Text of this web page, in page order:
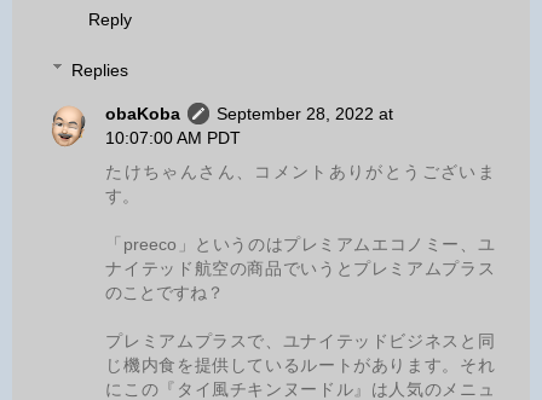
Reply
Replies
obaKoba
September 28, 2022 at
10:07:00 AM PDT
たけちゃんさん、コメントありがとうございま
す。
「preeco」というのはプレミアムエコノミー、ユ
ナイテッド航空の商品でいうとプレミアムプラス
のことですね？
プレミアムプラスで、ユナイテッドビジネスと同
じ機内食を提供しているルートがあります。それ
にこの『タイ風チキンヌードル』は人気のメニュ